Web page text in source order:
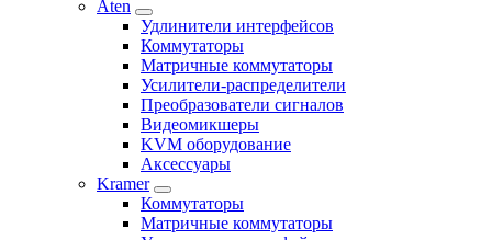
Aten
Удлинители интерфейсов
Коммутаторы
Матричные коммутаторы
Усилители-распределители
Преобразователи сигналов
Видеомикшеры
KVM оборудование
Аксессуары
Kramer
Коммутаторы
Матричные коммутаторы